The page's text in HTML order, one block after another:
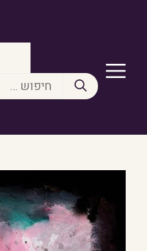
חיפוש:תפריט